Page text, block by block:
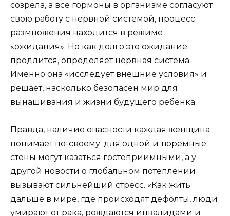
созрела, а все гормоны в организме согласуют
свою работу с нервной системой, процесс
размножения находится в режиме
«ожидания». Но как долго это ожидание
продлится, определяет нервная система.
Именно она «исследует внешние условия» и
решает, насколько безопасен мир для
вынашивания и жизни будущего ребенка.
Правда, наличие опасности каждая женщина
понимает по-своему: для одной и тюремные
стены могут казаться гостеприимными, а у
другой новости о глобальном потеплении
вызывают сильнейший стресс. «Как жить
дальше в мире, где происходят дефолты, люди
умирают от рака, рождаются инвалидами и